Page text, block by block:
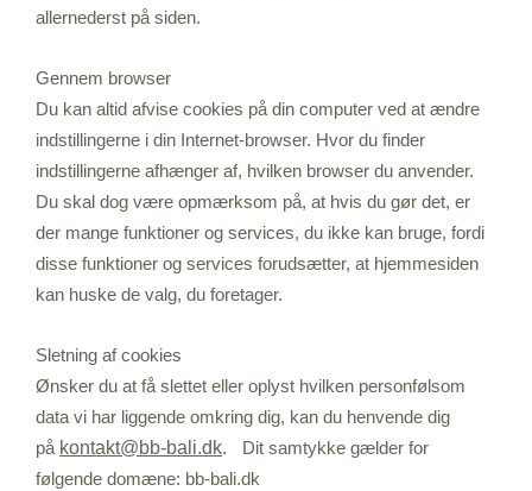
allernederst på siden.
Gennem browser
Du kan altid afvise cookies på din computer ved at ændre
indstillingerne i din Internet-browser. Hvor du finder
indstillingerne afhænger af, hvilken browser du anvender.
Du skal dog være opmærksom på, at hvis du gør det, er
der mange funktioner og services, du ikke kan bruge, fordi
disse funktioner og services forudsætter, at hjemmesiden
kan huske de valg, du foretager.
Sletning af cookies
Ønsker du at få slettet eller oplyst hvilken personfølsom
data vi har liggende omkring dig, kan du henvende dig
på kontakt@bb-bali.dk. Dit samtykke gælder for
følgende domæne: bb-bali.dk